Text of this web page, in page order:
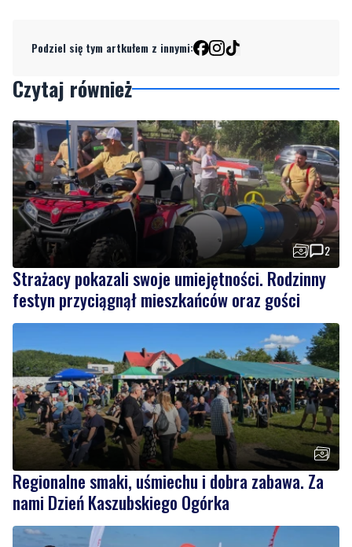
2
Strażacy pokazali swoje umiejętności. Rodzinny
festyn przyciągnął mieszkańców oraz gości
Regionalne smaki, uśmiechu i dobra zabawa. Za
nami Dzień Kaszubskiego Ogórka